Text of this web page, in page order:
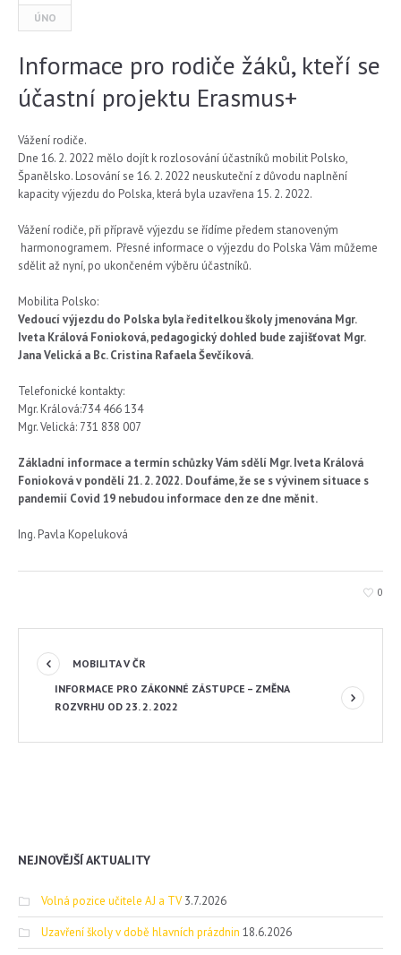
ÚNO
Informace pro rodiče žáků, kteří se
účastní projektu Erasmus+
Vážení rodiče.
Dne 16. 2. 2022 mělo dojít k rozlosování účastníků mobilit Polsko,
Španělsko. Losování se 16. 2. 2022 neuskuteční z důvodu naplnění
kapacity výjezdu do Polska, která byla uzavřena 15. 2. 2022.
Vážení rodiče, při přípravě výjezdu se řídíme předem stanoveným
harmonogramem. Přesné informace o výjezdu do Polska Vám můžeme
sdělit až nyní, po ukončeném výběru účastníků.
Mobilita Polsko:
Vedoucí výjezdu do Polska byla ředitelkou školy jmenována Mgr.
Iveta Králová Fonioková, pedagogický dohled bude zajišťovat Mgr.
Jana Velická a Bc. Cristina Rafaela Ševčíková.
Telefonické kontakty:
Mgr. Králová:734 466 134
Mgr. Velická: 731 838 007
Základní informace a termín schůzky Vám sdělí Mgr. Iveta Králová
Fonioková v pondělí 21. 2. 2022. Doufáme, že se s vývinem situace s
pandemií Covid 19 nebudou informace den ze dne měnit.
Ing. Pavla Kopeluková
0
MOBILITA V ČR
INFORMACE PRO ZÁKONNÉ ZÁSTUPCE – ZMĚNA
ROZVRHU OD 23. 2. 2022
NEJNOVĚJŠÍ AKTUALITY
Volná pozice učitele AJ a TV 3.7.2026
Uzavření školy v době hlavních prázdnin 18.6.2026